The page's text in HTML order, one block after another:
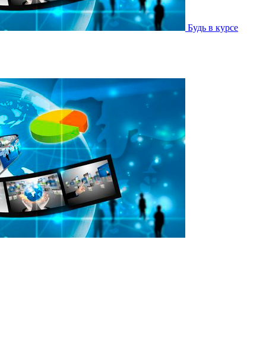
Будь в курсе